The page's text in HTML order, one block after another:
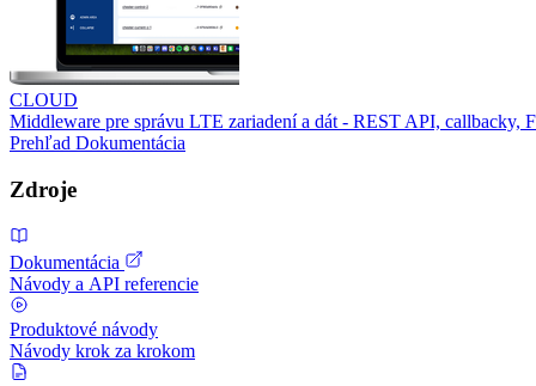
CLOUD
Middleware pre správu LTE zariadení a dát - REST API, callbacky,
Prehľad Dokumentácia
Zdroje
Dokumentácia
Návody a API referencie
Produktové návody
Návody krok za krokom